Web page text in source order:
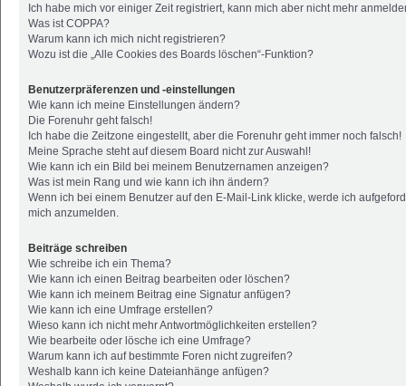
Ich habe mich vor einiger Zeit registriert, kann mich aber nicht mehr
Was ist COPPA?
Warum kann ich mich nicht registrieren?
Wozu ist die „Alle Cookies des Boards löschen“-Funktion?
Benutzerpräferenzen und -einstellungen
Wie kann ich meine Einstellungen ändern?
Die Forenuhr geht falsch!
Ich habe die Zeitzone eingestellt, aber die Forenuhr geht immer noch falsch!
Meine Sprache steht auf diesem Board nicht zur Auswahl!
Wie kann ich ein Bild bei meinem Benutzernamen anzeigen?
Was ist mein Rang und wie kann ich ihn ändern?
Wenn ich bei einem Benutzer auf den E-Mail-Link klicke, werde ich
mich anzumelden.
Beiträge schreiben
Wie schreibe ich ein Thema?
Wie kann ich einen Beitrag bearbeiten oder löschen?
Wie kann ich meinem Beitrag eine Signatur anfügen?
Wie kann ich eine Umfrage erstellen?
Wieso kann ich nicht mehr Antwortmöglichkeiten erstellen?
Wie bearbeite oder lösche ich eine Umfrage?
Warum kann ich auf bestimmte Foren nicht zugreifen?
Weshalb kann ich keine Dateianhänge anfügen?